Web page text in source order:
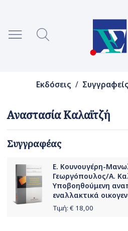
Εκδόσεις / Συγγραφείς
Αναστασία Καλαϊτζή
Συγγραφέας
Ε. Κουνουγέρη-
Γεωργόπουλος/Α.
Yποβοηθούμενη
εναλλακτικά
Τιμή: € 18,00